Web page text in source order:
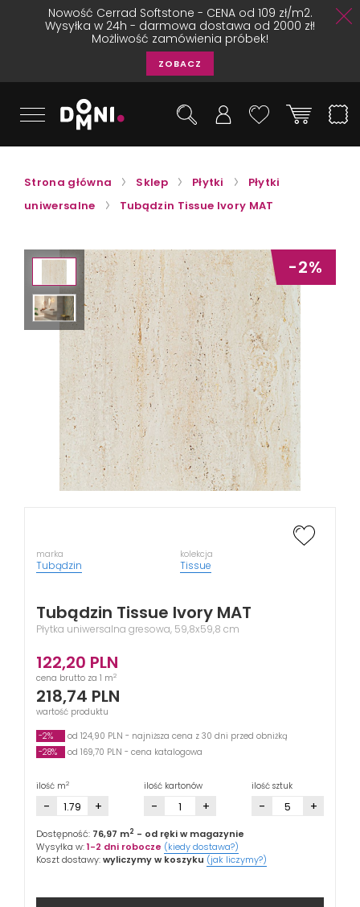
Nowość Cerrad Softstone - CENA od 109 zł/m2.
Wysyłka w 24h - darmowa dostawa od 2000 zł!
Możliwość zamówienia próbek!
ZOBACZ
Strona główna Sklep Płytki
Płytki
uniwersalne
Tubądzin Tissue Ivory MAT
-2%
marka
Tubądzin
kolekcja
Tissue
Tubądzin Tissue Ivory MAT
Płytka uniwersalna gresowa, 59,8x59,8 cm
122,20 PLN
cena brutto za 1 m2
218,74 PLN
wartość produktu
-2%
od 124,90 PLN - najniższa cena z 30 dni przed obniżką
-28%
od 169,70 PLN - cena katalogowa
ilość m2
- +
ilość kartonów
- +
ilość sztuk
- +
Dostępność: 76,97 m2 - od ręki w magazynie
Wysyłka w:1-2 dni robocze (kiedy dostawa?)
Koszt dostawy:wyliczymy w koszyku (jak liczymy?)